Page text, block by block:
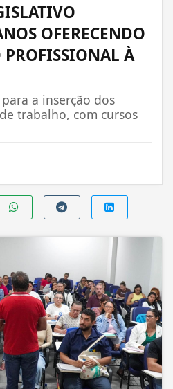
OFERECENDO
À
a inserção dos
trabalho, com cursos